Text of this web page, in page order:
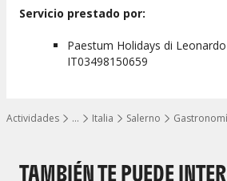
…
Mostrar todos los niveles
Actividades Italia Salerno
Servicio prestado por:
Paestum Holidays di
IT03498150659
TAMBIÉN TE PUEDE